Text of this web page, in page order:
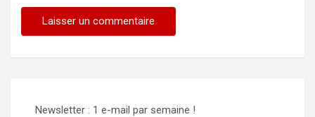
Newsletter : 1 e-mail par semaine !